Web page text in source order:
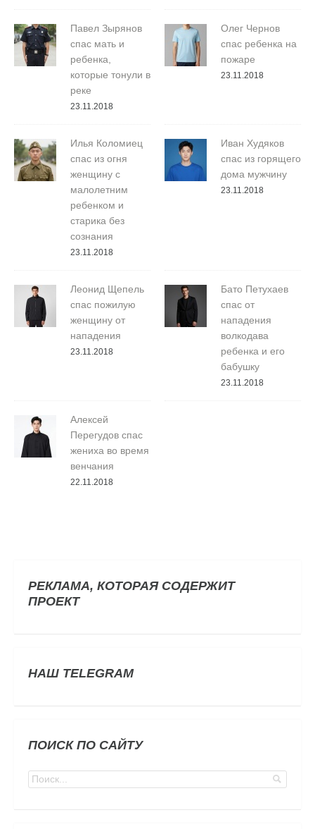
Павел Зырянов
спас мать и
ребенка,
которые тонули в
реке
23.11.2018
Олег Чернов
спас ребенка на
пожаре
23.11.2018
Илья Коломиец
спас из огня
женщину с
малолетним
ребенком и
старика без
сознания
23.11.2018
Иван Худяков
спас из горящего
дома мужчину
23.11.2018
Леонид Щепель
спас пожилую
женщину от
нападения
23.11.2018
Бато Петухаев
спас от
нападения
волкодава
ребенка и его
бабушку
23.11.2018
Алексей
Перегудов спас
жениха во время
венчания
22.11.2018
РЕКЛАМА, КОТОРАЯ СОДЕРЖИТ
ПРОЕКТ
НАШ TELEGRAM
ПОИСК ПО САЙТУ